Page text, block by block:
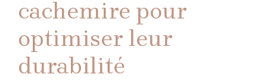
cachemire pour
optimiser leur
durabilité